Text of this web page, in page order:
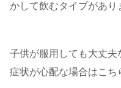
かして飲むタイプがあり
子供が服用しても大丈
症状が心配な場合はこち